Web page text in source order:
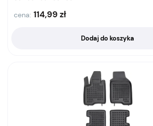
cena: 114,99 zł
Dodaj do koszyka